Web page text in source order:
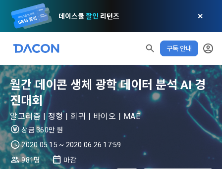
데이스쿨할인 리턴즈 ✕
구독 안내
월간 데이콘 생체 광학 데이터 분석 AI 경
진대회
알고리즘 | 정형 | 회귀 | 바이오 | MAE
상금 360만 원
2020.05.15 ~ 2020.06.26 17:59
981명
마감